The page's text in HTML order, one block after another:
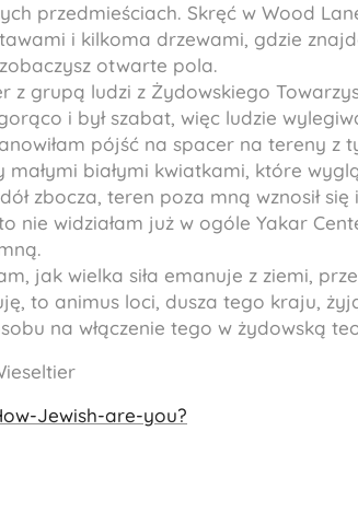
przedmieściach. Skręć w Wood
i kilkoma drzewami, gdzie
otwarte pola.
z grupą ludzi z Żydowskiego
i był szabat, więc ludzie
pójść na spacer na tereny z
małymi białymi kwiatkami, które
zbocza, teren poza mną wznosił się
nie widziałam już w ogóle Yakar
jak wielka siła emanuje z ziemi,
to animus loci, dusza tego kraju,
na włączenie tego w żydowską
Jewish-are-you?